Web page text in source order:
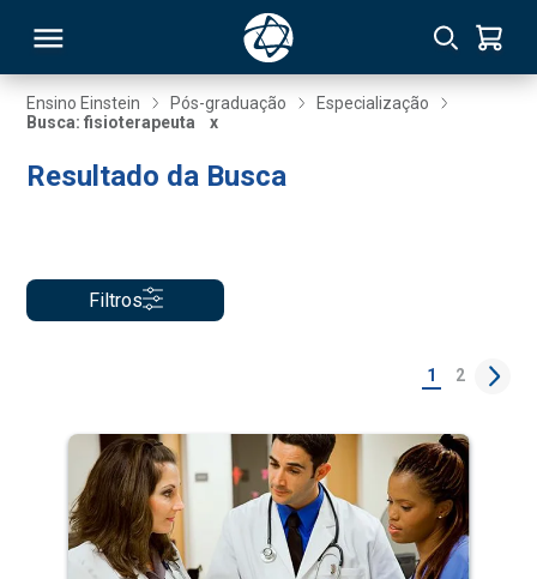
Ensino Einstein Pós-graduação
Especialização
Busca: fisioterapeuta
x
Resultado da Busca
Filtros
1 2